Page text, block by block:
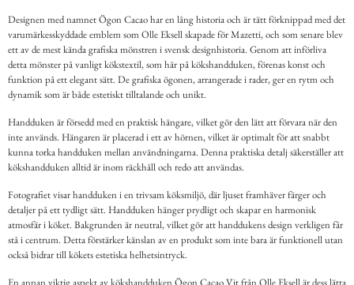
Designen med namnet Ögon Cacao har en lång historia och är tätt förknippad med det
varumärkesskyddade emblem som Olle Eksell skapade för Mazetti, och som senare blev
ett av de mest kända grafiska mönstren i svensk designhistoria. Genom att införliva
detta mönster på vanligt kökstextil, som här på kökshandduken, förenas konst och
funktion på ett elegant sätt. De grafiska ögonen, arrangerade i rader, ger en rytm och
dynamik som är både estetiskt tilltalande och unikt.
Handduken är försedd med en praktisk hängare, vilket gör den lätt att förvara när den
inte används. Hängaren är placerad i ett av hörnen, vilket är optimalt för att snabbt
kunna torka handduken mellan användningarna. Denna praktiska detalj säkerställer att
kökshandduken alltid är inom räckhåll och redo att användas.
Fotografiet visar handduken i en trivsam köksmiljö, där ljuset framhäver färger och
detaljer på ett tydligt sätt. Handduken hänger prydligt och skapar en harmonisk
atmosfär i köket. Bakgrunden är neutral, vilket gör att handdukens design verkligen får
stå i centrum. Detta förstärker känslan av en produkt som inte bara är funktionell utan
också bidrar till kökets estetiska helhetsintryck.